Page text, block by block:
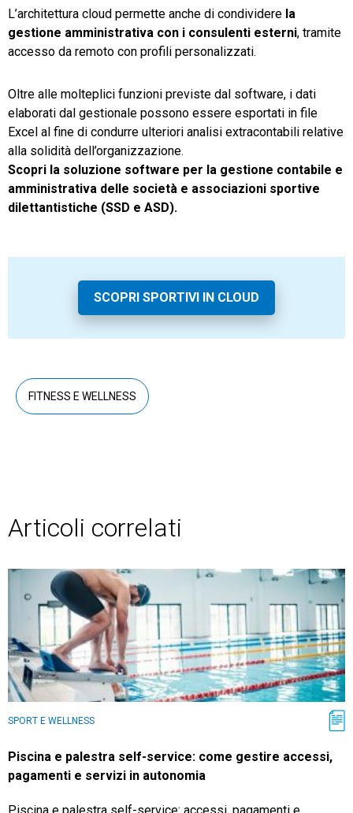
L’architettura cloud permette anche di condividere la
gestione amministrativa con i consulenti esterni, tramite
accesso da remoto con profili personalizzati.
Oltre alle molteplici funzioni previste dal software, i dati
elaborati dal gestionale possono essere esportati in file
Excel al fine di condurre ulteriori analisi extracontabili relative
alla solidità dell’organizzazione.
Scopri la soluzione software per la gestione contabile e
amministrativa delle società e associazioni sportive
dilettantistiche (SSD e ASD).
SCOPRI SPORTIVI IN CLOUD
FITNESS E WELLNESS
Articoli correlati
SPORT E WELLNESS
Piscina e palestra self-service: come gestire accessi,
pagamenti e servizi in autonomia